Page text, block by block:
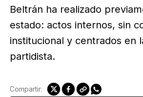
Beltrán ha realizado
estado: actos internos, sin
institucional y centrados en
partidista.
Compartir: